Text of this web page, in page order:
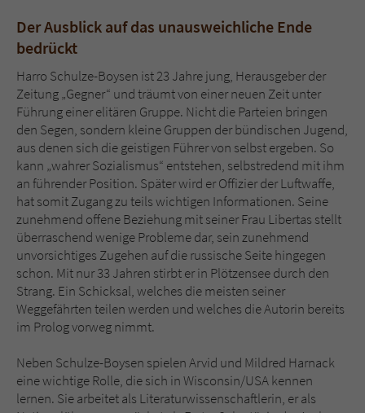
Der Ausblick auf das unausweichliche Ende
bedrückt
Harro Schulze-Boysen ist 23 Jahre jung, Herausgeber der
Zeitung „Gegner“ und träumt von einer neuen Zeit unter
Führung einer elitären Gruppe. Nicht die Parteien bringen
den Segen, sondern kleine Gruppen der bündischen Jugend,
aus denen sich die geistigen Führer von selbst ergeben. So
kann „wahrer Sozialismus“ entstehen, selbstredend mit ihm
an führender Position. Später wird er Offizier der Luftwaffe,
hat somit Zugang zu teils wichtigen Informationen. Seine
zunehmend offene Beziehung mit seiner Frau Libertas stellt
überraschend wenige Probleme dar, sein zunehmend
unvorsichtiges Zugehen auf die russische Seite hingegen
schon. Mit nur 33 Jahren stirbt er in Plötzensee durch den
Strang. Ein Schicksal, welches die meisten seiner
Weggefährten teilen werden und welches die Autorin bereits
im Prolog vorweg nimmt.
Neben Schulze-Boysen spielen Arvid und Mildred Harnack
eine wichtige Rolle, die sich in Wisconsin/USA kennen
lernen. Sie arbeitet als Literaturwissenschaftlerin, er als